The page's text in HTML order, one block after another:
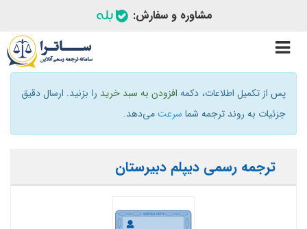
مشاوره و سفارش:
Toggle
navigation
پس از تکمیل اطلاعات، دکمه افزودن به سبد خرید را بزنید. ارسال دقیق
جزئیات به روند ترجمه شما سرعتمی‌دهد.
ترجمه رسمی دیپلم دبیرستان